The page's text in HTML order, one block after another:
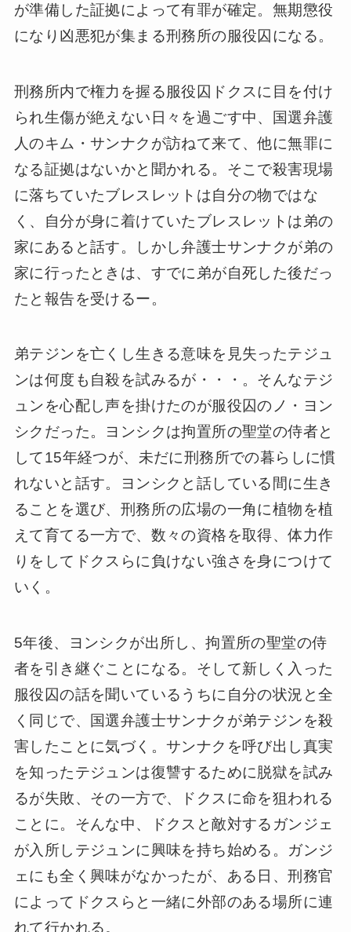
が準備した証拠によって有罪が確定。無期懲役
になり凶悪犯が集まる刑務所の服役囚になる。
刑務所内で権力を握る服役囚ドクスに目を付け
られ生傷が絶えない日々を過ごす中、国選弁護
人のキム・サンナクが訪ねて来て、他に無罪に
なる証拠はないかと聞かれる。そこで殺害現場
に落ちていたブレスレットは自分の物ではな
く、自分が身に着けていたブレスレットは弟の
家にあると話す。しかし弁護士サンナクが弟の
家に行ったときは、すでに弟が自死した後だっ
たと報告を受けるー。
弟テジンを亡くし生きる意味を見失ったテジュ
ンは何度も自殺を試みるが・・・。そんなテジ
ュンを心配し声を掛けたのが服役囚のノ・ヨン
シクだった。ヨンシクは拘置所の聖堂の侍者と
して15年経つが、未だに刑務所での暮らしに慣
れないと話す。ヨンシクと話している間に生き
ることを選び、刑務所の広場の一角に植物を植
えて育てる一方で、数々の資格を取得、体力作
りをしてドクスらに負けない強さを身につけて
いく。
5年後、ヨンシクが出所し、拘置所の聖堂の侍
者を引き継ぐことになる。そして新しく入った
服役囚の話を聞いているうちに自分の状況と全
く同じで、国選弁護士サンナクが弟テジンを殺
害したことに気づく。サンナクを呼び出し真実
を知ったテジュンは復讐するために脱獄を試み
るが失敗、その一方で、ドクスに命を狙われる
ことに。そんな中、ドクスと敵対するガンジェ
が入所しテジュンに興味を持ち始める。ガンジ
ェにも全く興味がなかったが、ある日、刑務官
によってドクスらと一緒に外部のある場所に連
れて行かれる。